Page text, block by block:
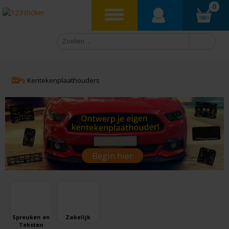
0
Kentekenplaathouders
Begin hier
Spreuken en
Teksten
Zakelijk